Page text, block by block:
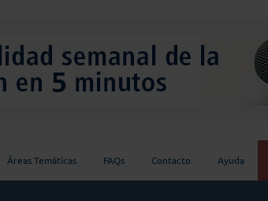
Áreas Temáticas FAQs Contacto Ayuda